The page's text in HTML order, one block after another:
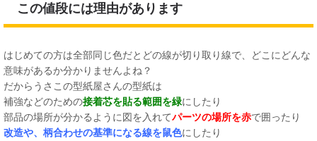
この値段には理由があります
はじめての方は全部同じ色だとどの線が切り取り線で、どこにどんな
意味があるか分かりませんよね？
だからうさこの型紙屋さんの型紙は
補強などのための接着芯を貼る範囲を緑にしたり
部品の場所が分かるように図を入れてパーツの場所を赤で囲ったり
改造や、柄合わせの基準になる線を鼠色にしたり